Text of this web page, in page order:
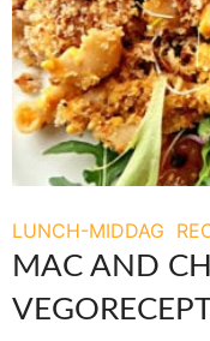
LUNCH-MIDDAG
MAC AND